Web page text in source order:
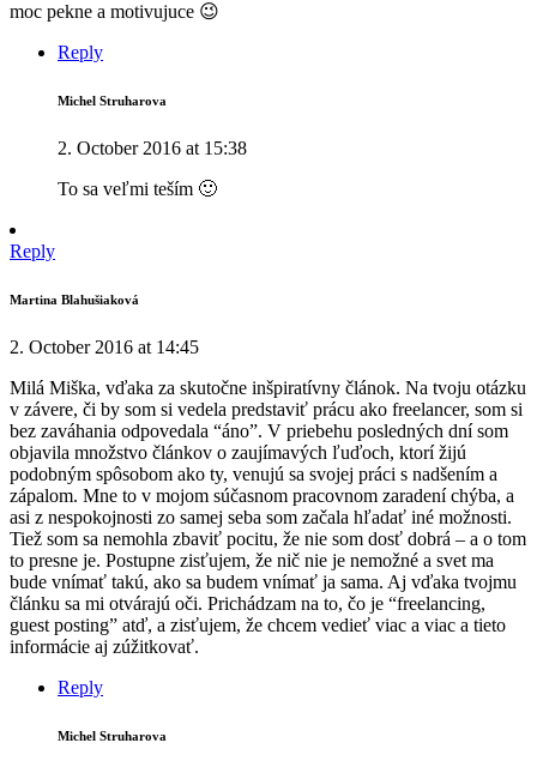
moc pekne a motivujuce 😉
Reply
Michel Struharova
2. October 2016 at 15:38
To sa veľmi teším 🙂
Reply
Martina Blahušiaková
2. October 2016 at 14:45
Milá Miška, vďaka za skutočne inšpiratívny článok. Na tvoju otázku
v závere, či by som si vedela predstaviť prácu ako freelancer, som si
bez zaváhania odpovedala “áno”. V priebehu posledných dní som
objavila množstvo článkov o zaujímavých ľuďoch, ktorí žijú
podobným spôsobom ako ty, venujú sa svojej práci s nadšením a
zápalom. Mne to v mojom súčasnom pracovnom zaradení chýba, a
asi z nespokojnosti zo samej seba som začala hľadať iné možnosti.
Tiež som sa nemohla zbaviť pocitu, že nie som dosť dobrá – a o tom
to presne je. Postupne zisťujem, že nič nie je nemožné a svet ma
bude vnímať takú, ako sa budem vnímať ja sama. Aj vďaka tvojmu
článku sa mi otvárajú oči. Prichádzam na to, čo je “freelancing,
guest posting” atď, a zisťujem, že chcem vedieť viac a viac a tieto
informácie aj zúžitkovať.
Reply
Michel Struharova